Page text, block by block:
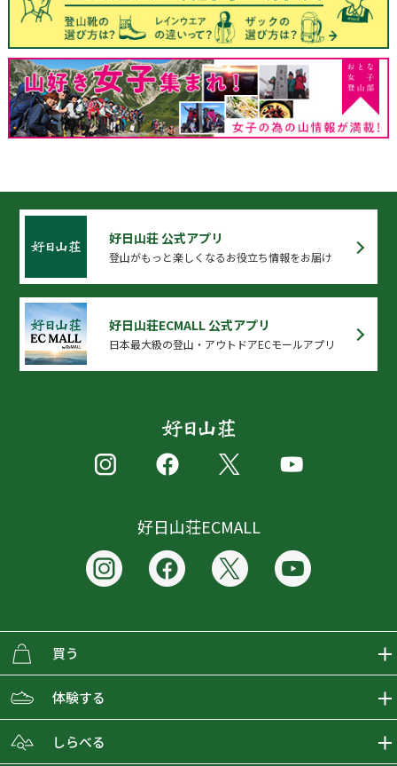
好日山荘 公式アプリ
登山がもっと楽しくなるお役立ち情報をお届け
好日山荘ECMALL 公式アプリ
日本最大級の登山・アウトドアECモールアプリ
好日山荘ECMALL
買う
ECMALLの商品をさがす
取り扱いブランド一覧
体験する
おとな女子登山部
しらべる